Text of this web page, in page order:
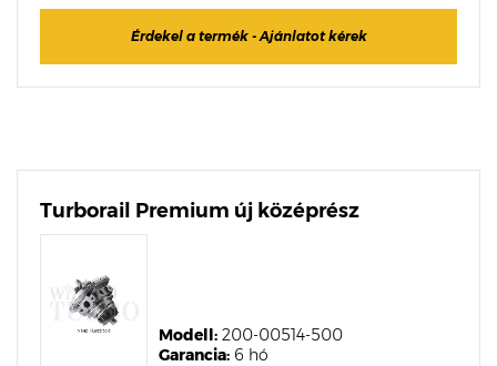
Érdekel a termék - Ajánlatot kérek
Turborail Premium új középrész
Garancia: 6 hó
Modell: 200-00514-500